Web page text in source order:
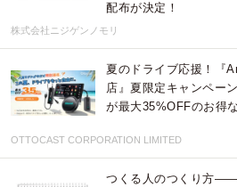
配布が決定！
株式会社ニジゲンノモリ
夏のドライブ応援！『
店』夏限定キャンペー
が最大35%OFFのお得
OTTOCAST CORPORATION LIMITED
つくる人のつくり方